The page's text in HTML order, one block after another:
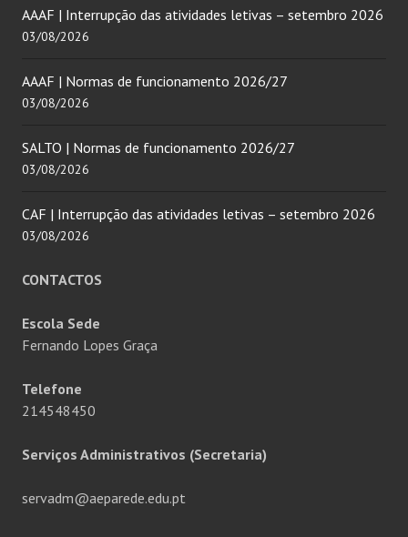
AAAF | Interrupção das atividades letivas – setembro 2026
03/08/2026
AAAF | Normas de funcionamento 2026/27
03/08/2026
SALTO | Normas de funcionamento 2026/27
03/08/2026
CAF | Interrupção das atividades letivas – setembro 2026
03/08/2026
CONTACTOS
Escola Sede
Fernando Lopes Graça
Telefone
214548450
Serviços Administrativos (Secretaria)
servadm@aeparede.edu.pt